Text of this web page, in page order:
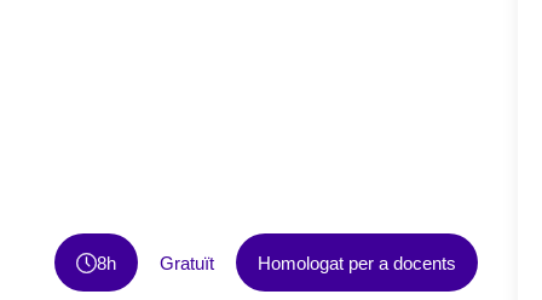
8h Gratuït Homologat per a docents